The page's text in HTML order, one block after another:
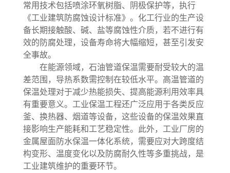
常用技术包括喷涂环氧树脂、阴极保护等，执行
《工业建筑防腐蚀设计标准》。化工行业的生产设
备长期接触酸、碱、盐等腐蚀性介质，若不进行有
效的防腐处理，设备寿命将大幅缩短，甚至引发安
全事故。
在能源领域，石油管道保温需要耐受较大的温
差范围，导热系数需控制在较低水平。高温管道的
保温处理对于减少热能损失、提高能源利用效率具
有重要意义。工业保温工程还广泛应用于各类反应
釜、换热器、烟道等设备，这些设备的保温效果直
接影响生产能耗和工艺稳定性。此外，工业厂房的
金属屋面防水保温一体化系统，需要应对大跨度结
构变形、温度变化以及防腐耐久性等多重挑战，是
工业建筑维护的重要环节。